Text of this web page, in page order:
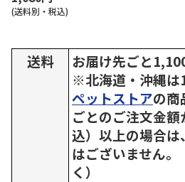
(送料別・税込)
送料
お届け先ごと
※北海道・沖縄は
ペットストアの商
ごとのご注文金
込）以上の場合
はございません
く）